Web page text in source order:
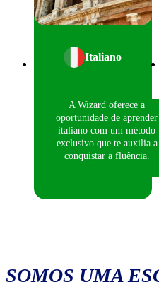
Italiano
A Wizard oferece a
oportunidade de aprender
italiano com um método
exclusivo que te auxilia a
conquistar a fluência.
SOMOS UMA